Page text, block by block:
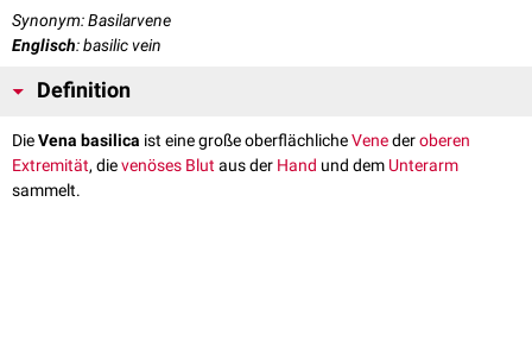
Synonym: Basilarvene
Englisch: basilic vein
Definition
DieVena basilica ist eine große oberflächlicheVenederoberen
Extremität, dievenöses Blutaus der Hand und dem Unterarm
sammelt.